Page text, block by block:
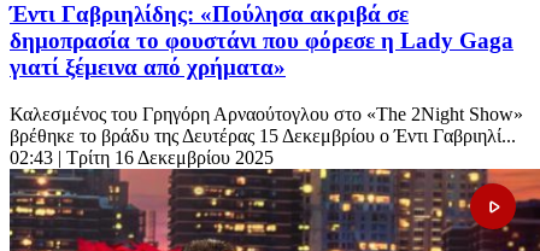
Έντι Γαβριηλίδης: «Πούλησα ακριβά σε
δημοπρασία το φουστάνι που φόρεσε η Lady Gaga
γιατί ξέμεινα από χρήματα»
Καλεσμένος του Γρηγόρη Αρναούτογλου στο «The 2Night Show»
βρέθηκε το βράδυ της Δευτέρας 15 Δεκεμβρίου ο Έντι Γαβριηλί...
02:43 | Τρίτη 16 Δεκεμβρίου 2025